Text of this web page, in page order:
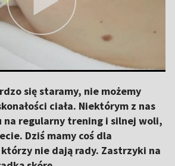
się staramy, nie możemy
ciała. Niektórym z nas
na regularny trening i silnej woli,
Dziś mamy coś dla
nie dają rady. Zastrzyki na